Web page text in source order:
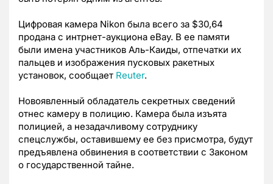
Цифровая камера Nikon была всего за $30,64
продана с интрнет-аукциона eBay. В ее памяти
были имена участников Аль-Каиды, отпечатки их
пальцев и изображения пусковых ракетных
установок, сообщает Reuter.
Новоявленный обладатель секретных сведений
отнес камеру в полицию. Камера была изъята
полицией, а незадачливому сотруднику
спецслужбы, оставившему ее без присмотра, будут
предъявлена обвинения в соответствии с Законом
о государственной тайне.